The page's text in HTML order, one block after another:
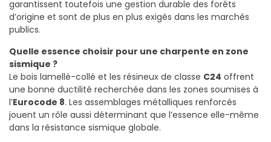
garantissent toutefois une gestion durable des forêts
d’origine et sont de plus en plus exigés dans les marchés
publics.
Quelle essence choisir pour une charpente en zone
sismique ?
Le bois lamellé-collé et les résineux de classe C24 offrent
une bonne ductilité recherchée dans les zones soumises à
l’Eurocode 8. Les assemblages métalliques renforcés
jouent un rôle aussi déterminant que l’essence elle-même
dans la résistance sismique globale.